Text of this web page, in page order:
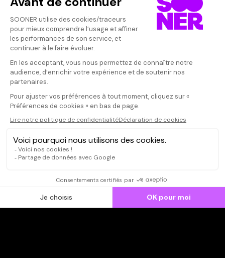
Vos avis
Donnez votre avis
Votre note
Votre commentaire
Il faut vous connecter pour
publier un avis
CONNEXION
Qui sommes-nous ?